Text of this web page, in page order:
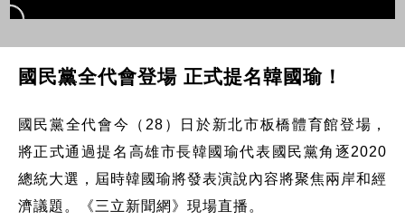
國民黨全代會登場 正式提名韓國瑜！
國民黨全代會今（28）日於新北市板橋體育館登場，
將正式通過提名高雄市長韓國瑜代表國民黨角逐2020
總統大選，屆時韓國瑜將發表演說內容將聚焦兩岸和經
濟議題。《三立新聞網》現場直播。